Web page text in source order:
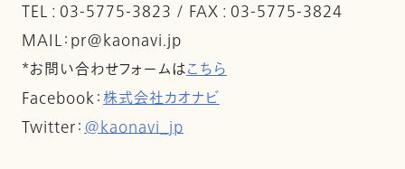
TEL : 03-5775-3823 / FAX : 03-5775-3824
MAIL：pr@kaonavi.jp
*お問い合わせフォームはこちら
Facebook：株式会社カオナビ
Twitter：@kaonavi_jp